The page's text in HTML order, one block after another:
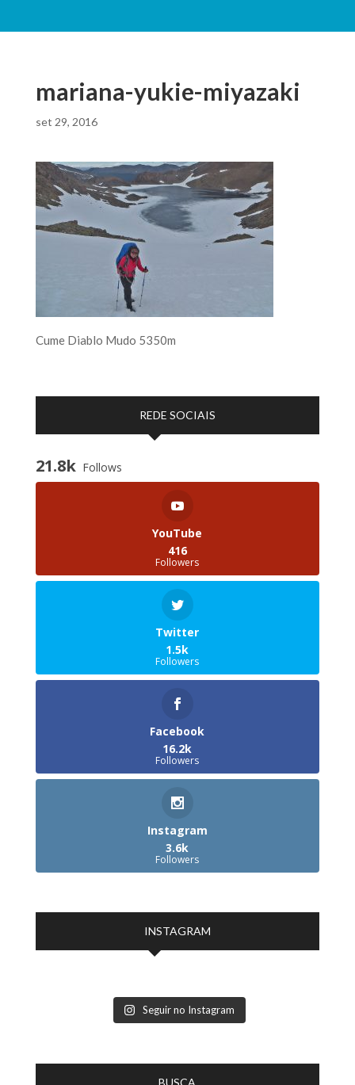
mariana-yukie-miyazaki
set 29, 2016
Cume Diablo Mudo 5350m
REDE SOCIAIS
21.8k Follows
YouTube
416
Followers
Twitter
1.5k
Followers
Facebook
16.2k
Followers
Instagram
3.6k
Followers
INSTAGRAM
Seguir no Instagram
BUSCA